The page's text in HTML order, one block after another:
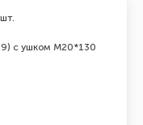
с ушком М20*130
шт.